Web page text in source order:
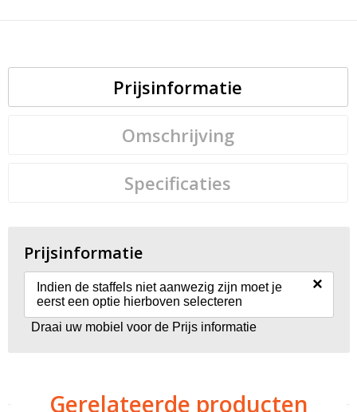
Prijsinformatie
Omschrijving
Specificaties
Prijsinformatie
Indien de staffels niet aanwezig zijn moet je
eerst een optie hierboven selecteren
×
Draai uw mobiel voor de Prijs informatie
Gerelateerde producten